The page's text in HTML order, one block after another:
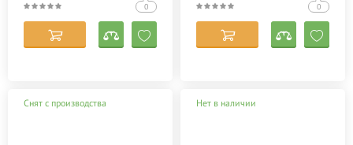
0 0
Снят с производства Нет в наличии